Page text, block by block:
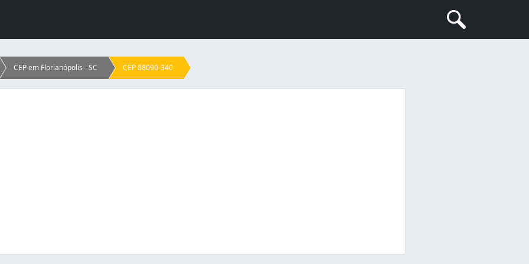
CEP em Florianópolis - SC CEP 88090-340